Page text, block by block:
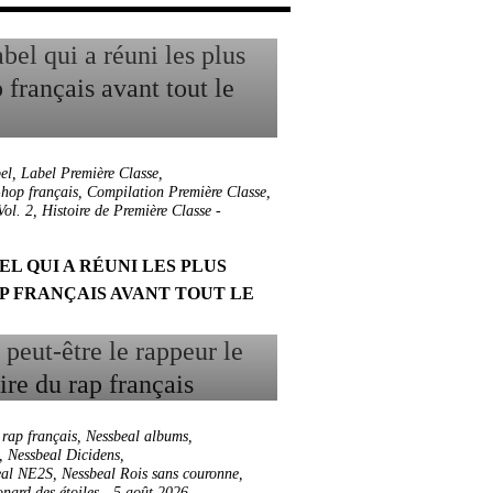
, Label Première Classe,
français, Compilation Première Classe,
2, Histoire de Première Classe -
QUI A RÉUNI LES PLUS
FRANÇAIS AVANT TOUT LE
rap français, Nessbeal albums,
, Nessbeal Dicidens,
NE2S, Nessbeal Rois sans couronne,